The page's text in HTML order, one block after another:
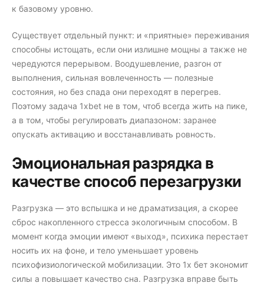
к базовому уровню.
Существует отдельный пункт: и «приятные» переживания
способны истощать, если они излишне мощны а также не
чередуются перерывом. Воодушевление, разгон от
выполнения, сильная вовлеченность — полезные
состояния, но без спада они переходят в перегрев.
Поэтому задача 1xbet не в том, чтоб всегда жить на пике,
а в том, чтобы регулировать диапазоном: заранее
опускать активацию и восстанавливать ровность.
Эмоциональная разрядка в
качестве способ перезагрузки
Разгрузка — это вспышка и не драматизация, а скорее
сброс накопленного стресса экологичным способом. В
момент когда эмоции имеют «выход», психика перестает
носить их на фоне, и тело уменьшает уровень
психофизиологической мобилизации. Это 1х бет экономит
силы а повышает качество сна. Разгрузка вправе быть